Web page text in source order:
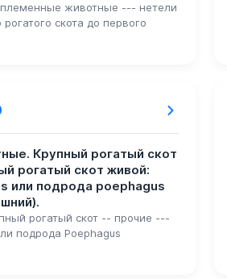
животные --- нетели
скота до первого
Крупный рогатый скот
рогатый скот живой:
или подрода poephagus
рогатый скот -- прочие ---
подрода Poephagus